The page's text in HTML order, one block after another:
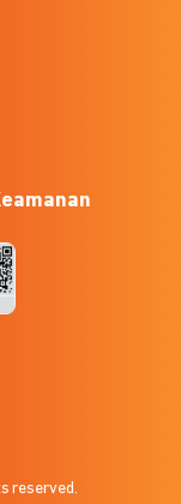
reserved.